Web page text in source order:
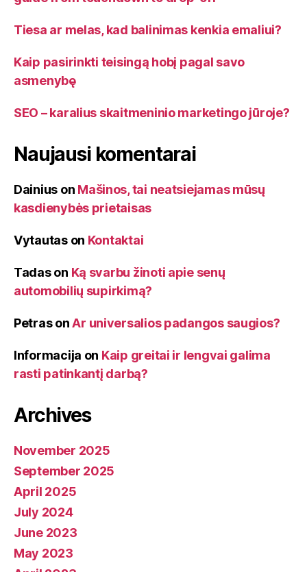
Tiesa ar melas, kad balinimas kenkia emaliui?
Kaip pasirinkti teisingą hobį pagal savo
asmenybę
SEO – karalius skaitmeninio marketingo jūroje?
Naujausi komentarai
Dainius on Mašinos, tai neatsiejamas mūsų
kasdienybės prietaisas
Vytautason Kontaktai
Tadason Ką svarbu žinoti apie senų
automobilių supirkimą?
PetrasonAr universalios padangos saugios?
Informacija on Kaip greitai ir lengvai galima
rasti patinkantį darbą?
Archives
November 2025
September 2025
April 2025
July 2024
June 2023
May 2023